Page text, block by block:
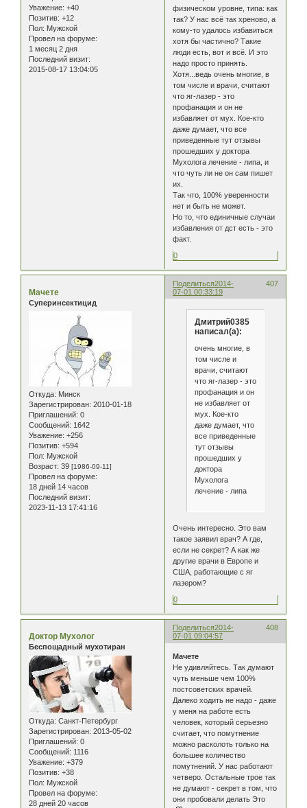
Уважение: +40
Позитив: +12
Пол: Мужской
Провел на форуме:
1 месяц 2 дня
Последний визит:
2015-08-17 13:04:05
физическом уровне, типа: как
так? У нас всё так хреново, а
кому-то удалось избавиться
хотя бы частично? Такие
люди есть, вот и всё. И это
надо просто принять.
Хотя...ведь очень многие, в
том числе и врачи, считают
что яг-лазер - это
профанация и он не
избавляет от мух. Кое-кто
даже думает, что все
приведенные тут отзывы
прошедших у доктора
Мухолога лечение - липа, и
что чуть ли не он сам пишет
их.
Так что, 100% уверенности
нет и быть не может.
Но то, что единичные случаи
избавления от дст есть - это
факт.
0
Поделиться 407
2014-
07-01 00:33:19
Мачете
Суперинсектицид
Откуда: Минск
Зарегистрирован: 2010-01-18
Приглашений: 0
Сообщений: 1642
Уважение: +256
Позитив: +594
Пол: Мужской
Возраст: 39 [1986-09-11]
Провел на форуме:
18 дней 14 часов
Последний визит:
2023-11-13 17:41:16
Дмитрий0385
написал(а):
очень многие, в
том числе и
врачи, считают
что яг-лазер - это
профанация и он
не избавляет от
мух. Кое-кто
даже думает, что
все приведенные
тут отзывы
прошедших у
доктора
Мухолога
лечение - липа
Очень интересно. Это вам
такое заявил врач? А где,
если не секрет? А как же
другие врачи в Европе и
США, работающие с яг
лазером?
0
Поделиться 408
2014-
07-01 09:04:57
Доктор Мухолог
Беспощадный мухотиран
Откуда: Санкт-Петербург
Зарегистрирован: 2013-05-02
Приглашений: 0
Сообщений: 1116
Уважение: +379
Позитив: +38
Пол: Мужской
Провел на форуме:
28 дней 20 часов
Мачете
Не удивляйтесь. Так думают
чуть меньше чем 100%
постсоветских врачей.
Далеко ходить не надо - даже
у меня на работе есть
человек, который серьезно
считает, что помутнение
можно расколоть только на
большее количество
помутнений. У нас работают
четверо. Остальные трое так
не думают - секрет в том, что
они пробовали делать Это